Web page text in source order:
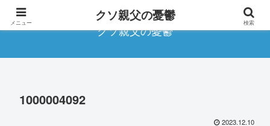
クソ親父の憂鬱
1000004092
2023.12.10
メニュー クソ親父の憂鬱 検索